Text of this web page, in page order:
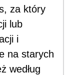
za który
lub
i
na starych
według